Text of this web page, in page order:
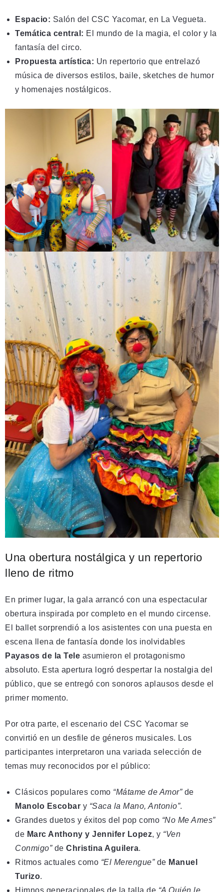
Espacio: Salón del CSC Yacomar, en La Vegueta.
Temática central: El mundo de la magia, el color y la
fantasía del circo.
Propuesta artística: Un repertorio que entrelazó
música de diversos estilos, baile, sketches de humor
y homenajes nostálgicos.
Una obertura nostálgica y un repertorio
lleno de ritmo
En primer lugar, la gala arrancó con una espectacular
obertura inspirada por completo en el mundo circense.
El ballet sorprendió a los asistentes con una puesta en
escena llena de fantasía donde los inolvidables
Payasos de la Tele asumieron el protagonismo
absoluto. Esta apertura logró despertar la nostalgia del
público, que se entregó con sonoros aplausos desde el
primer momento.
Por otra parte, el escenario del CSC Yacomar se
convirtió en un desfile de géneros musicales. Los
participantes interpretaron una variada selección de
temas muy reconocidos por el público:
Clásicos populares como “Mátame de Amor”de
Manolo Escobar y “Saca la Mano, Antonio”.
Grandes duetos y éxitos del pop como “No Me Ames”
de Marc Anthony y Jennifer Lopez, y “Ven
Conmigo”de Christina Aguilera.
Ritmos actuales como “El Merengue”de Manuel
Turizo.
Himnos generacionales de la talla de “A Quién le